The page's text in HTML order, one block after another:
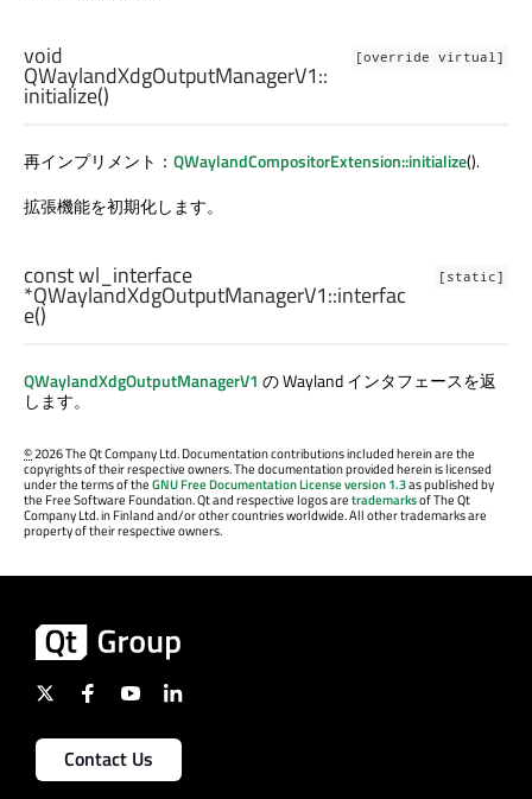
[override virtual]
void
QWaylandXdgOutputManagerV1::
initialize()
再インプリメント： QWaylandCompositorExtension::initialize().
拡張機能を初期化します。
[static]
constwl_interface
*QWaylandXdgOutputManagerV1::interfac
e()
QWaylandXdgOutputManagerV1 の Wayland インタフェースを返
します。
©2026 The Qt Company Ltd. Documentation contributions included herein are the
copyrights of their respective owners. The documentation provided herein is licensed
under the terms of theGNU Free Documentation License version 1.3as published by
the Free Software Foundation. Qt and respective logos aretrademarksof The Qt
Company Ltd. in Finland and/or other countries worldwide. All other trademarks are
property of their respective owners.
Contact Us